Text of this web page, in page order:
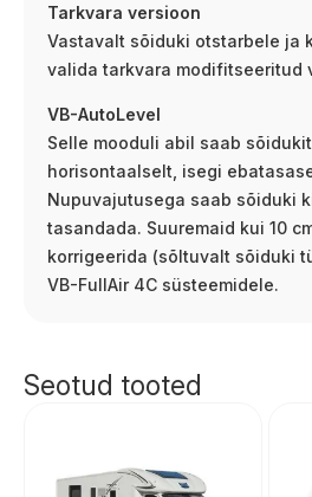
Tarkvara versioon
Vastavalt sõiduki otstarbele ja
valida tarkvara modifitseeritud
VB-AutoLevel
Selle mooduli abil saab
horisontaalselt, isegi
Nupuvajutusega saab sõiduki
tasandada. Suuremaid kui 10
korrigeerida (sõltuvalt sõiduki
VB-FullAir 4C süsteemidele.
Seotud tooted